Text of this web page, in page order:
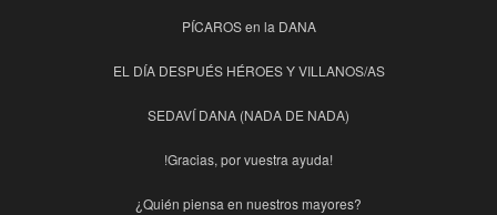
PÍCAROS en la DANA
EL DÍA DESPUÉS HÉROES Y VILLANOS/AS
SEDAVÍ DANA (NADA DE NADA)
!Gracias, por vuestra ayuda!
¿Quién piensa en nuestros mayores?